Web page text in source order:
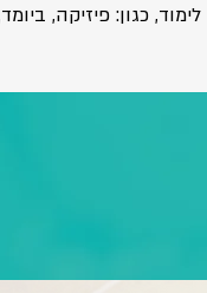
לימוד, כגון: פיזיקה,